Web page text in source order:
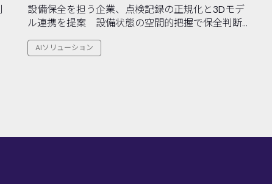
設備保全を担う企業、点検記録の正規化と3Dモデ
ル連携を提案 設備状態の空間的把握で保全判断を
AIソリューション